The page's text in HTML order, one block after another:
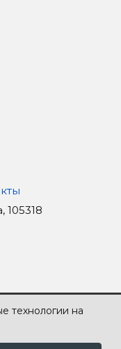
105318
технологии на